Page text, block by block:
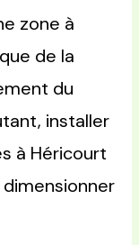
zone à
de la
du
installer
à Héricourt